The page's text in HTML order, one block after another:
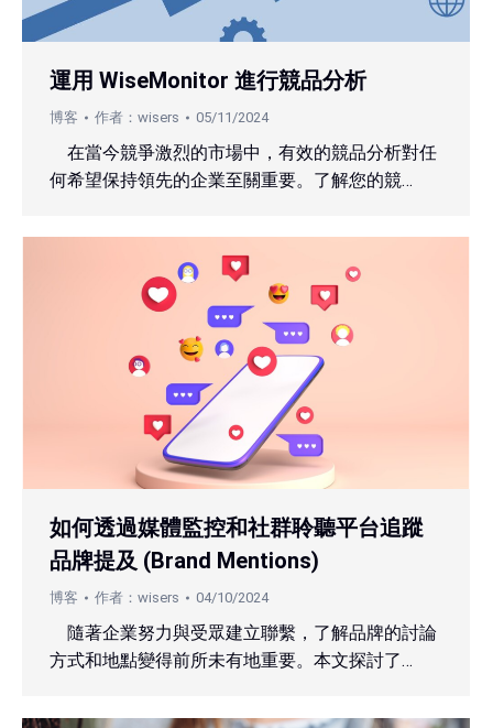
運用 WiseMonitor 進行競品分析
博客 作者： wisers 05/11/2024
在當今競爭激烈的市場中，有效的競品分析對任
何希望保持領先的企業至關重要。了解您的競…
如何透過媒體監控和社群聆聽平台追蹤
品牌提及 (Brand Mentions)
博客 作者： wisers 04/10/2024
隨著企業努力與受眾建立聯繫，了解品牌的討論
方式和地點變得前所未有地重要。本文探討了…